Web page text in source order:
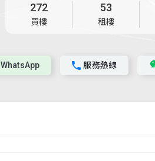
272
買樓
53
租樓
服務熱線
WhatsApp